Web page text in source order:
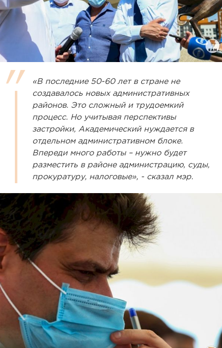
«В последние 50-60 лет в стране не
создавалось новых административных
районов. Это сложный и трудоемкий
процесс. Но учитывая перспективы
застройки, Академический нуждается в
отдельном административном блоке.
Впереди много работы – нужно будет
разместить в районе администрацию, суды,
прокуратуру, налоговые», - сказал мэр.